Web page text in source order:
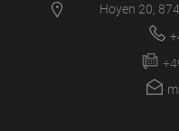
Hoyen 20,